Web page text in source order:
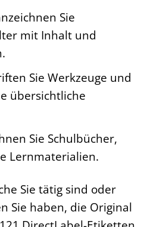
Sie
mit Inhalt und
Sie Werkzeuge und
übersichtliche
Sie Schulbücher,
Lernmaterialien.
Sie tätig sind oder
Sie haben, die Original